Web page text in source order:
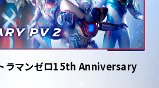
ラマンゼロ15th Anniversary